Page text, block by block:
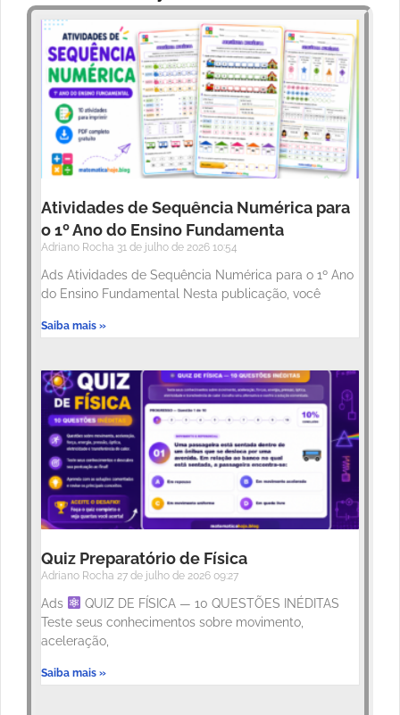
Atividades de Sequência Numérica para
o 1º Ano do Ensino Fundamenta
Adriano Rocha 31 de julho de 2026 10:54
Ads Atividades de Sequência Numérica para o 1º Ano
do Ensino Fundamental Nesta publicação, você
Saiba mais »
Quiz Preparatório de Física
Adriano Rocha 27 de julho de 2026 09:27
Ads
QUIZ DE FÍSICA — 10 QUESTÕES INÉDITAS
Teste seus conhecimentos sobre movimento,
aceleração,
Saiba mais »